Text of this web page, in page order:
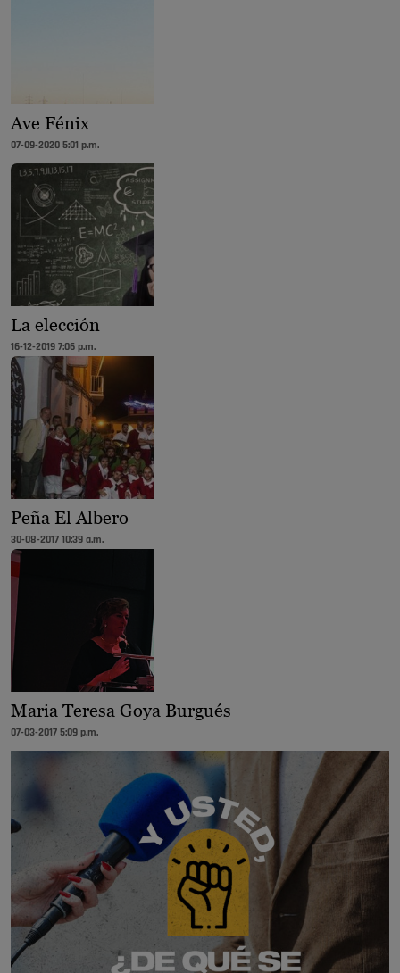
Ave Fénix
07-09-2020 5:01 p.m.
La elección
16-12-2019 7:06 p.m.
Peña El Albero
30-08-2017 10:39 a.m.
Maria Teresa Goya Burgués
07-03-2017 5:09 p.m.